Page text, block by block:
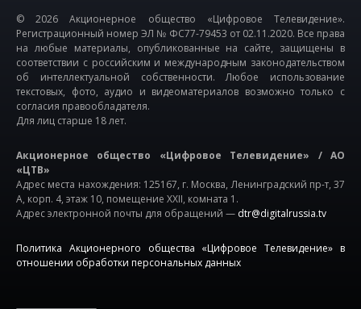
© 2026 Акционерное общество «Цифровое Телевидение».
Регистрационный номер ЭЛ № ФС77-79453 от 02.11.2020. Все права
на любые материалы, опубликованные на сайте, защищены в
соответствии с российским и международным законодательством
об интеллектуальной собственности. Любое использование
текстовых, фото, аудио и видеоматериалов возможно только с
согласия правообладателя.
Для лиц старше 18 лет.
Акционерное общество «Цифровое Телевидение» / АО
«ЦТВ»
Адрес места нахождения: 125167, г. Москва, Ленинградский пр-т, 37
А, корп. 4, этаж 10, помещение XXII, комната 1.
Адрес электронной почты для обращений — dtr@digitalrussia.tv
Политика Акционерного общества «Цифровое Телевидение» в
отношении обработки персональных данных